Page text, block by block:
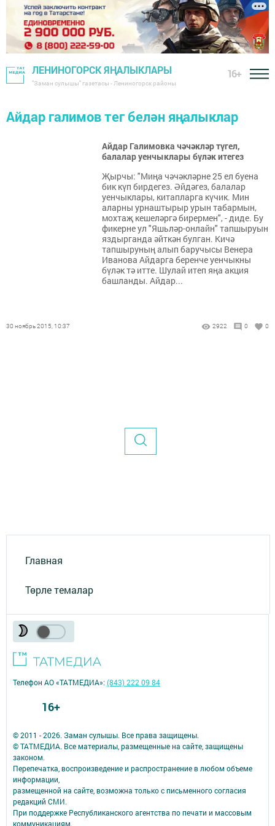
ЛЕНИНОГОРСК ЯҢАЛЫКЛАРЫ
"Заман сулышы" газетасы - Лениногорск районы
16+
Айдар галимов тег белән яңалыклар
Айдар Галимовка чәчәкләр түгел,
балалар уенчыклары бүләк итегез
Җырчы: "Миңа чәчәкләрне 25 ел буена
бик күп бирдегез. Әйдәгез, балалар
уенчыклары, китапларга күчик. Мин
аларны урнаштырыр урын табармын,
мохтаҗ кешеләргә бирермен", - диде. Бу
фикерне ул "Яшьләр-онлайн" тапшыруын
яздырганда әйткән булган. Кичә
тапшыруның алып баручысы Венера
Иванова Айдарга беренче уенчыкны
бүләк тә итте. Шулай итеп яңа акция
башланды. Айдар...
30 ноябрь 2015, 10:37 2922 0 0
Главная
Төрле темалар
© 2011 - 2026. Заман сулышы. Все права защищены.
© ТАТМЕДИА. Все материалы, размещенные на сайте, защищены
законом.
Перепечатка, воспроизведение и распространение в любом объеме
информации,
размещенной на сайте, возможна только с письменного согласия
редакций СМИ.
При поддержке Республиканского агентства по печати и массовым
коммуникациям.
Телефон АО «ТАТМЕДИА»:(843) 222 09 84
16+